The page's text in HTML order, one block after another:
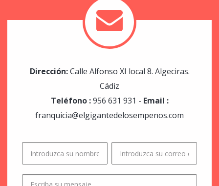
Dirección:Calle Alfonso XI local 8. Algeciras.
Cádiz
Teléfono :956 631 931 - Email :
franquicia@elgigantedelosempenos.com